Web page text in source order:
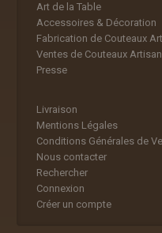
Art de la Table
Accessoires & Décoration
Fabrication de Couteaux
Ventes de Couteaux
Presse
Livraison
Mentions Légales
Conditions Générales de
Nous contacter
Rechercher
Connexion
Créer un compte